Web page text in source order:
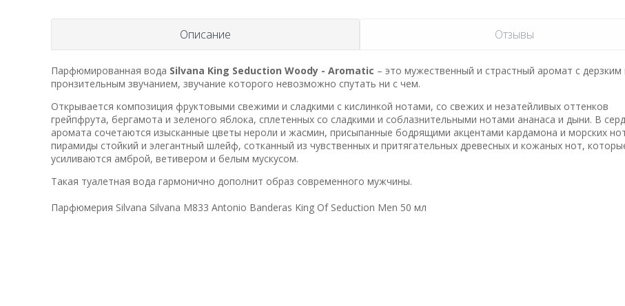
Описание Отзывы
Парфюмированная вода Silvana King Seduction Woody - Aromatic – это мужественный и страстный аромат с дерзким
пронзительным звучанием, звучание которого невозможно спутать ни с чем.
Открывается композиция фруктовыми свежими и сладкими с кислинкой нотами, со свежих и незатейливых оттенков
грейпфрута, бергамота и зеленого яблока, сплетенных со сладкими и соблазнительными нотами ананаса и дыни. В
аромата сочетаются изысканные цветы нероли и жасмин, присыпанные бодрящими акцентами кардамона и морских
пирамиды стойкий и элегантный шлейф, сотканный из чувственных и притягательных древесных и кожаных нот,
усиливаются амброй, ветивером и белым мускусом.
Такая туалетная вода гармонично дополнит образ современного мужчины.
Парфюмерия Silvana Silvana M833 Antonio Banderas King Of Seduction Men 50 мл